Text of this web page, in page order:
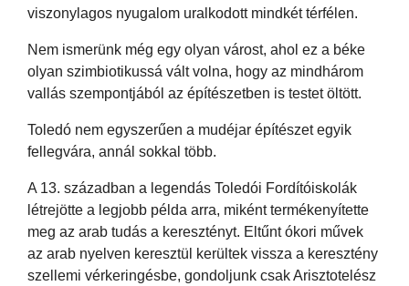
viszonylagos nyugalom uralkodott mindkét térfélen.
Nem ismerünk még egy olyan várost, ahol ez a béke
olyan szimbiotikussá vált volna, hogy az mindhárom
vallás szempontjából az építészetben is testet öltött.
Toledó nem egyszerűen a mudéjar építészet egyik
fellegvára, annál sokkal több.
A 13. században a legendás Toledói Fordítóiskolák
létrejötte a legjobb példa arra, miként termékenyítette
meg az arab tudás a keresztényt. Eltűnt ókori művek
az arab nyelven keresztül kerültek vissza a keresztény
szellemi vérkeringésbe, gondoljunk csak Arisztotelész